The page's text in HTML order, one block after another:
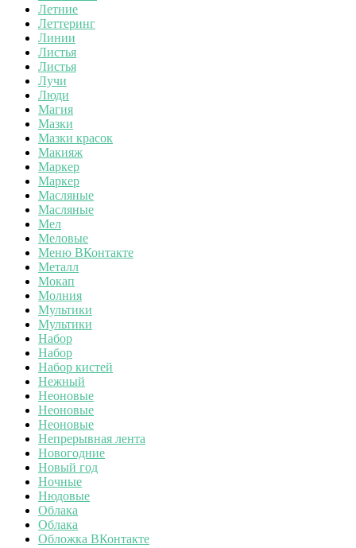
Летние
Леттеринг
Линии
Листья
Листья
Лучи
Люди
Магия
Мазки
Мазки красок
Макияж
Маркер
Маркер
Масляные
Масляные
Мел
Меловые
Меню ВКонтакте
Металл
Мокап
Молния
Мультики
Мультики
Набор
Набор
Набор кистей
Нежный
Неоновые
Неоновые
Неоновые
Непрерывная лента
Новогодние
Новый год
Ночные
Нюдовые
Облака
Облака
Обложка ВКонтакте